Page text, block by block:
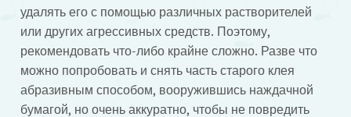
удалять его с помощью различных растворителей
или других агрессивных средств. Поэтому,
рекомендовать что-либо крайне сложно. Разве что
можно попробовать и снять часть старого клея
абразивным способом, вооружившись наждачной
бумагой, но очень аккуратно, чтобы не повредить